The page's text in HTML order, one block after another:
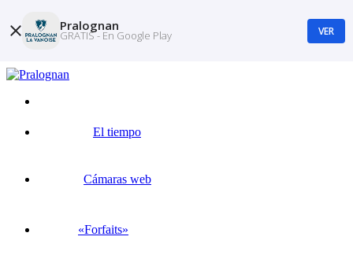
El tiempo
Cámaras web
«Forfaits»
Pralognan
GRATIS - En Google Play VER